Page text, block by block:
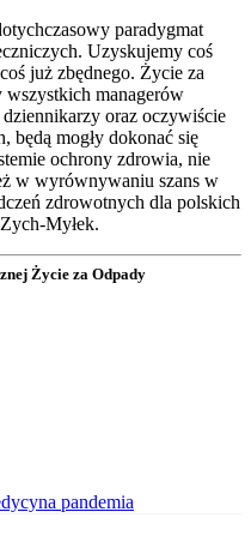
paradygmat
Uzyskujemy coś
już zbędnego. Życie za
wszystkich managerów
oraz oczywiście
będą mogły dokonać się
ochrony zdrowia, nie
w wyrównywaniu szans w
zdrowotnych dla polskich
Myłek.
Życie za Odpady
pandemia